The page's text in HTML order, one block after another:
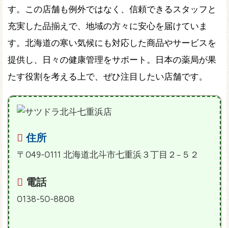
す。この店舗も例外ではなく、信頼できるスタッフと
充実した品揃えで、地域の方々に安心を届けていま
す。北海道の寒い気候にも対応した商品やサービスを
提供し、日々の健康管理をサポート。日本の薬局が果
たす役割を考える上で、ぜひ注目したい店舗です。
住所
〒049-0111 北海道北斗市七重浜３丁目２−５２
電話
0138-50-8808